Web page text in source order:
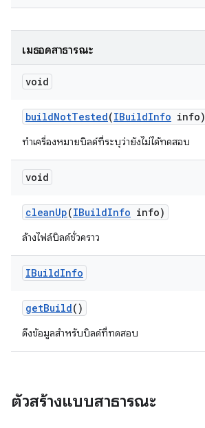
เมธอดสาธารณะ
void
buildNotTested(IBuildInfo info)
ทําเครื่องหมายบิลด์ที่ระบุว่ายังไม่ได้ทดสอบ
void
cleanUp(IBuildInfo info)
ล้างไฟล์บิลด์ชั่วคราว
IBuildInfo
getBuild()
ดึงข้อมูลสําหรับบิลด์ที่ทดสอบ
ตัวสร้างแบบสาธารณะ